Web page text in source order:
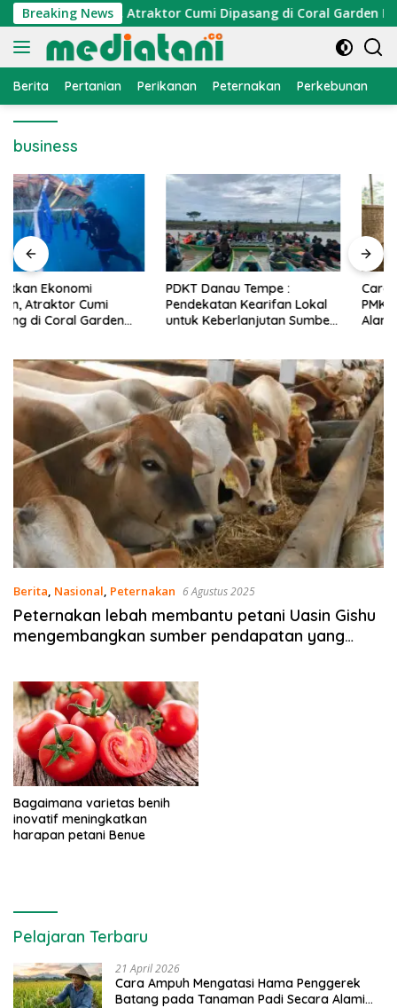
Langsung
ke
konten
Breaking News
Nelayan, Atraktor Cumi Dipasang di Coral Garden Pulau
Berita Pertanian Perikanan Peternakan Perkebunan
business
PDKT Danau Tempe :
Pendekatan Kearifan Lokal
untuk Keberlanjutan Sumber
Cara Mengatasi Penyakit
PMK pada Sapi Perah Secara
Alami dan Medis
Berita, Nasional, Peternakan 6 Agustus 2025
Peternakan lebah membantu petani Uasin Gishu
mengembangkan sumber pendapatan yang
Bagaimana varietas benih
inovatif meningkatkan
harapan petani Benue
Pelajaran Terbaru
21 April 2026
Cara Ampuh Mengatasi Hama Penggerek
Batang pada Tanaman Padi Secara Alami